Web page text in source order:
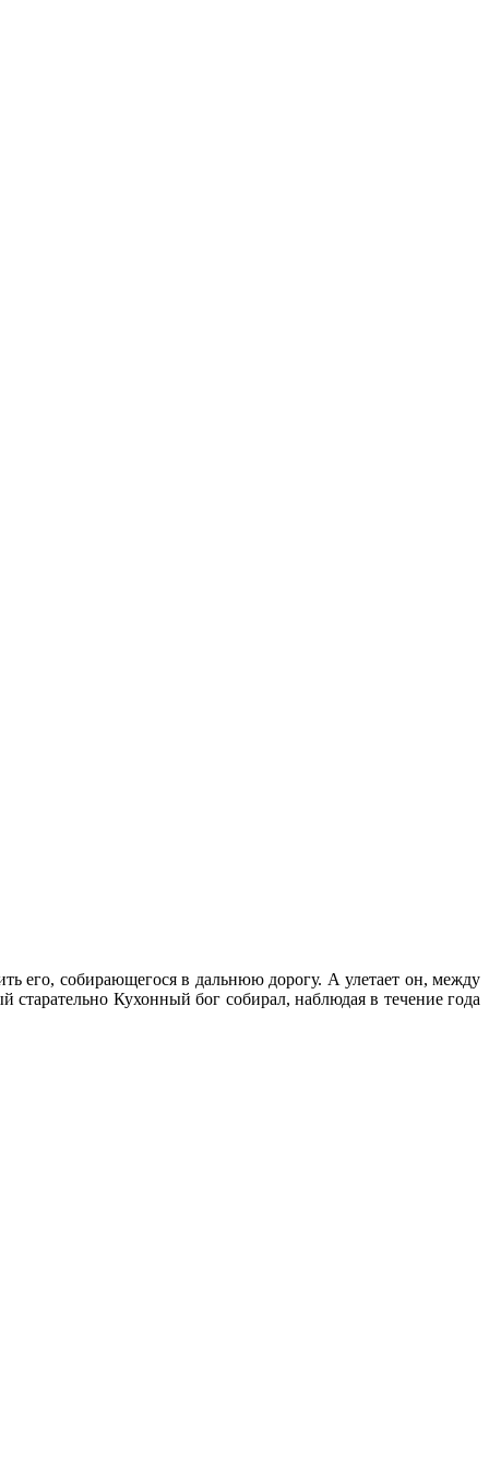
его, собирающегося в дальнюю дорогу. А улетает он, между
Кухонный бог собирал, наблюдая в течение года